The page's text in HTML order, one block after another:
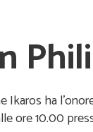
Ikaros ha
ore 10.00